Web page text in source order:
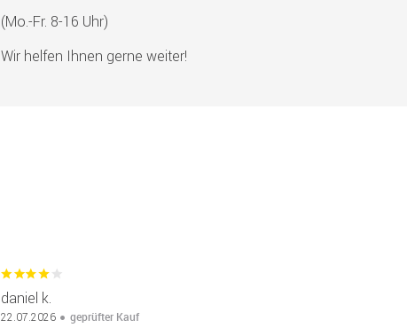
(Mo.-Fr. 8-16 Uhr)
Wir helfen Ihnen gerne weiter!
daniel k.
22.07.2026 geprüfter Kauf